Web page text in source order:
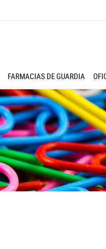
FARMACIAS DE GUARDIA